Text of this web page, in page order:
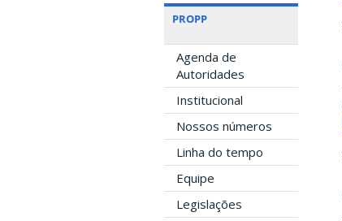
PROPP
Agenda de
Autoridades
Institucional
Nossos números
Linha do tempo
Equipe
Legislações